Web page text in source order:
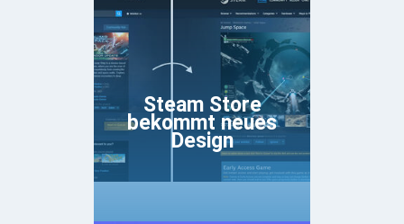
Steam Store
bekommt neues
Design